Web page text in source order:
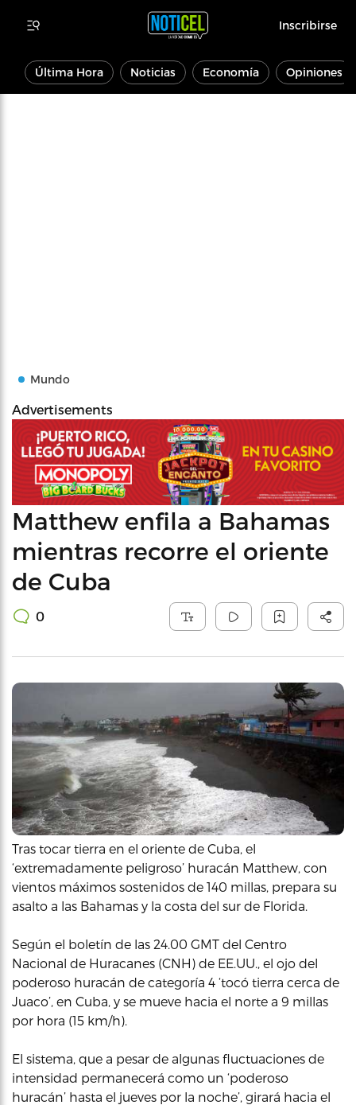
Inscribirse
Última Hora Noticias Economía Opiniones
Mundo
Advertisements
Matthew enfila a Bahamas
mientras recorre el oriente
de Cuba
0
Tras tocar tierra en el oriente de Cuba, el
‘extremadamente peligroso’ huracán Matthew, con
vientos máximos sostenidos de 140 millas, prepara su
asalto a las Bahamas y la costa del sur de Florida.
Según el boletín de las 24.00 GMT del Centro
Nacional de Huracanes (CNH) de EE.UU., el ojo del
poderoso huracán de categoría 4 ‘tocó tierra cerca de
Juaco’, en Cuba, y se mueve hacia el norte a 9 millas
por hora (15 km/h).
El sistema, que a pesar de algunas fluctuaciones de
intensidad permanecerá como un ‘poderoso
huracán’ hasta el jueves por la noche’, girará hacia el